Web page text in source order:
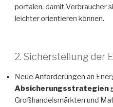
portalen, damit Verbraucher
leichter orientieren können.
2. Sicherstellung der
Neue Anforderungen an
Absicherungsstrategien
Großhandelsmärkten und